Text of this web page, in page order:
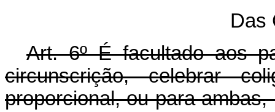
Das
Art. 6º É facultado aos
circunscrição, celebrar
proporcional, ou para